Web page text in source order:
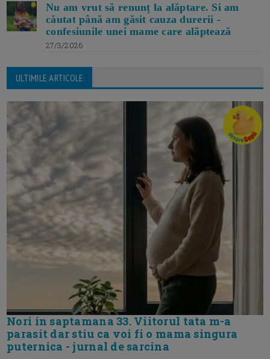
Nu am vrut să renunț la alăptare. Si am
căutat până am găsit cauza durerii -
confesiunile unei mame care alăptează
27/3/2026
ULTIMILE ARTICOLE
Nori in saptamana 33. Viitorul tata m-a
parasit dar stiu ca voi fi o mama singura
puternica - jurnal de sarcina